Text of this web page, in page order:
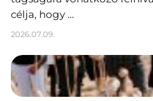
célja, hogy …
2026.07.09.